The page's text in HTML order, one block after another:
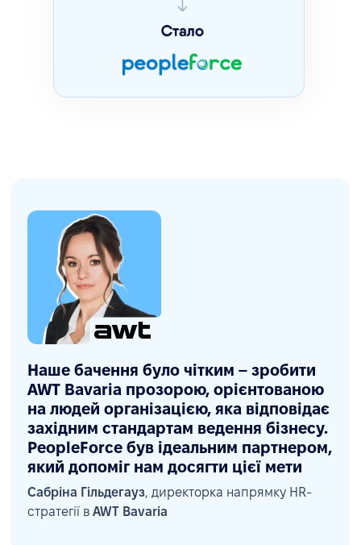
Наше бачення було чітким – зробити
AWT Bavaria прозорою, орієнтованою
на людей організацією, яка відповідає
західним стандартам ведення бізнесу.
PeopleForce був ідеальним партнером,
який допоміг нам досягти цієї мети
Сабріна Гільдегауз, директорка напрямку HR-
стратегії в AWT Bavaria